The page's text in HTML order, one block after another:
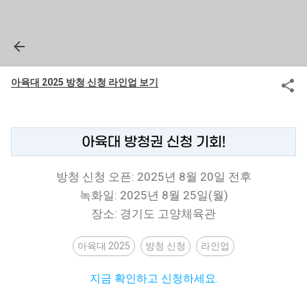
아육대 2025 방청 신청 라인업 보기
아육대 방청권 신청 기회!
방청 신청 오픈: 2025년 8월 20일 전후
녹화일: 2025년 8월 25일(월)
장소: 경기도 고양체육관
아육대 2025 방청 신청 라인업
지금 확인하고 신청하세요.